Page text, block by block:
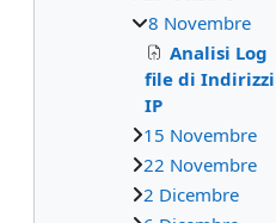
8 Novembre
Analisi Log
file di Indirizzi
IP
15 Novembre
22 Novembre
2 Dicembre